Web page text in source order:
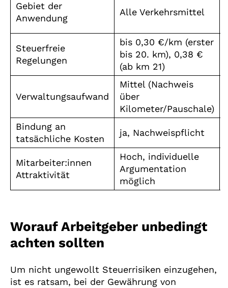
Gebiet der
Anwendung
Alle Verkehrsmittel
Steuerfreie
Regelungen
bis 0,30 €/km (erster
bis 20. km), 0,38 €
(ab km 21)
Verwaltungsaufwand
Mittel (Nachweis
über
Kilometer/Pauschale)
Bindung an
tatsächliche Kosten
ja, Nachweispflicht
Mitarbeiter:innen
Attraktivität
Hoch, individuelle
Argumentation
möglich
Worauf Arbeitgeber unbedingt
achten sollten
Um nicht ungewollt Steuerrisiken einzugehen,
ist es ratsam, bei der Gewährung von